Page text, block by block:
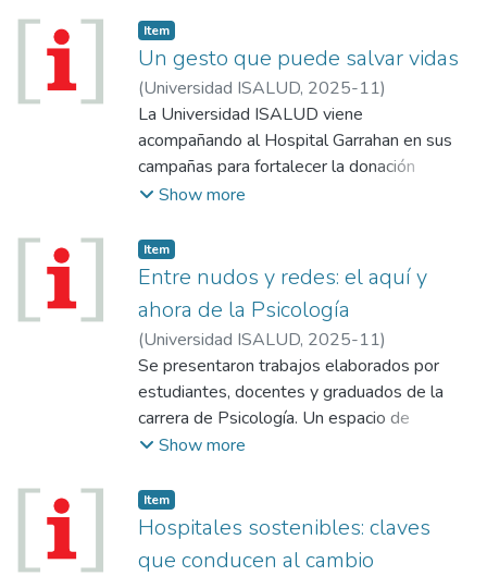
transparente, orientada a la mejora
continua...
et al, 2015). La causa más común de EA es
la degenerativa y afecta a los adultos
mayores. La prevalencia de este tipo
aumenta con la edad y compromete a los
mayores de 75 años (Stubach, 2015)...
Item
Un gesto que puede salvar vidas
(Universidad ISALUD, 2025-11)
La Universidad ISALUD viene
acompañando al Hospital Garrahan en sus
campañas para fortalecer la donación
voluntaria de sangre. La importancia del
donantes de Células Progenitoras
Hematopoyéticas.
Show more
Item
Entre nudos y redes: el aquí y
ahora de la Psicología
(Universidad ISALUD, 2025-11)
Se presentaron trabajos elaborados por
estudiantes, docentes y graduados de la
carrera de Psicología. Un espacio de
reflexión e intercambio educativo, un
cierre, se construyó un telar humano que
representó el espíritu del encuentro.
Show more
Item
Hospitales sostenibles: claves
que conducen al cambio